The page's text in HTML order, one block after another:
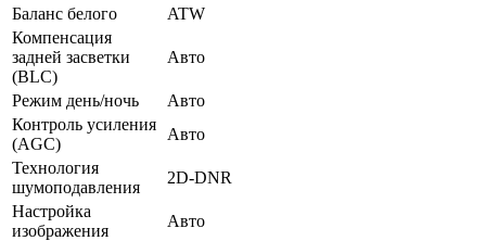
Баланс белого
ATW
Компенсация
задней засветки
(BLC)
Авто
Режим день/ночь
Авто
Контроль усиления
(AGC)
Авто
Технология
шумоподавления
2D-DNR
Настройка
изображения
Авто